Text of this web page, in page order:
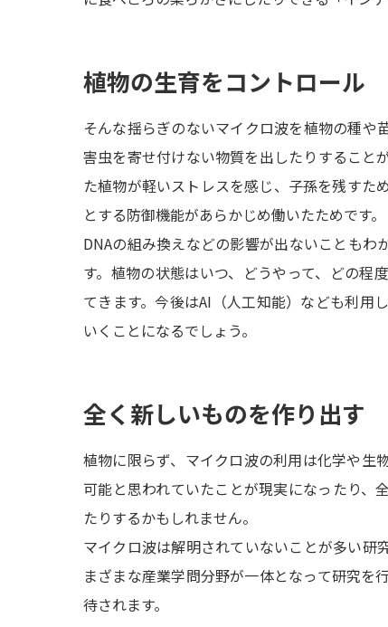
植物の生育をコントロール
そんな揺らぎのないマイクロ波を植物の種や
害虫を寄せ付けない物質を出したりすること
た植物が軽いストレスを感じ、子孫を残すた
とする防御機能があらかじめ働いたためです。
DNAの組み換えなどの影響が出ないこともわ
す。植物の状態はいつ、どうやって、どの程
てきます。今後はAI（人工知能）なども利用
いくことになるでしょう。
全く新しいものを作り出す
植物に限らず、マイクロ波の利用は化学や生
可能と思われていたことが現実になったり、
たりするかもしれません。
マイクロ波は解明されていないことが多い研
まざまな産業学問分野が一体となって研究を
待されます。